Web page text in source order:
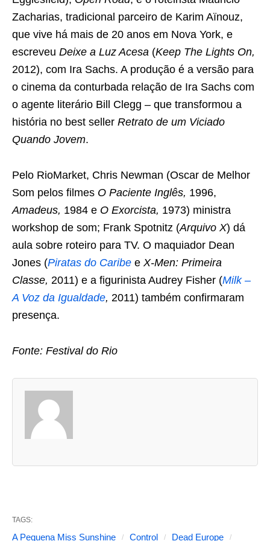
Zacharias, tradicional parceiro de Karim Aïnouz,
que vive há mais de 20 anos em Nova York, e
escreveu Deixe a Luz Acesa (Keep The Lights On,
2012), com Ira Sachs. A produção é a versão para
o cinema da conturbada relação de Ira Sachs com
o agente literário Bill Clegg – que transformou a
história no best seller Retrato de um Viciado
Quando Jovem.
Pelo RioMarket, Chris Newman (Oscar de Melhor
Som pelos filmes O Paciente Inglês, 1996,
Amadeus, 1984 e O Exorcista, 1973) ministra
workshop de som; Frank Spotnitz (Arquivo X) dá
aula sobre roteiro para TV. O maquiador Dean
Jones (Piratas do Caribe e X-Men: Primeira
Classe, 2011) e a figurinista Audrey Fisher (Milk –
A Voz da Igualdade, 2011) também confirmaram
presença.
Fonte: Festival do Rio
a
TAGS:
A Pequena Miss Sunshine Control
Dead Europe